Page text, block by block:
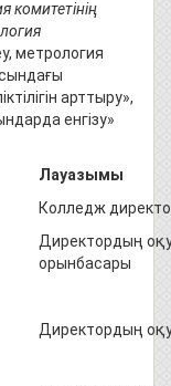
комитетінің
метрология
арттыру»,
енгізу»
Лауазымы
Колледж
Директордың
орынбасары
Директордың